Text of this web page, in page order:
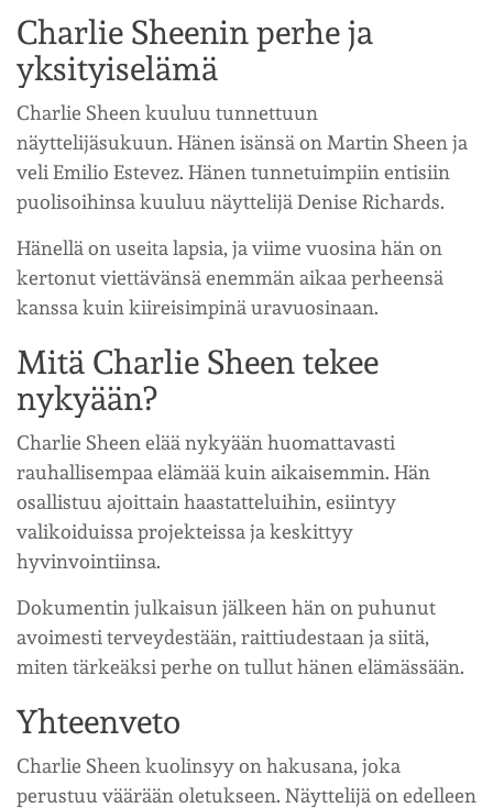
Charlie Sheenin perhe ja
yksityiselämä
Charlie Sheen kuuluu tunnettuun
näyttelijäsukuun. Hänen isänsä on Martin Sheen ja
veli Emilio Estevez. Hänen tunnetuimpiin entisiin
puolisoihinsa kuuluu näyttelijä Denise Richards.
Hänellä on useita lapsia, ja viime vuosina hän on
kertonut viettävänsä enemmän aikaa perheensä
kanssa kuin kiireisimpinä uravuosinaan.
Mitä Charlie Sheen tekee
nykyään?
Charlie Sheen elää nykyään huomattavasti
rauhallisempaa elämää kuin aikaisemmin. Hän
osallistuu ajoittain haastatteluihin, esiintyy
valikoiduissa projekteissa ja keskittyy
hyvinvointiinsa.
Dokumentin julkaisun jälkeen hän on puhunut
avoimesti terveydestään, raittiudestaan ja siitä,
miten tärkeäksi perhe on tullut hänen elämässään.
Yhteenveto
Charlie Sheen kuolinsyy on hakusana, joka
perustuu väärään oletukseen. Näyttelijä on edelleen